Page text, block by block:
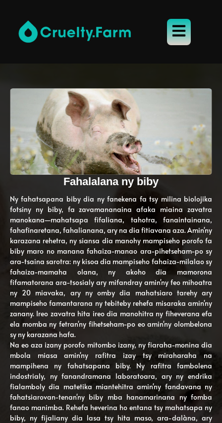
Fahalalana ny biby
Ny fahatsapana biby dia ny fanekena fa tsy milina biolojika
fotsiny ny biby, fa zavamananaina afaka miaina zavatra
manokana—mahatsapa fifaliana, tahotra, fanaintainana,
fahafinaretana, fahalianana, ary na dia fitiavana aza. Amin'ny
karazana rehetra, ny siansa dia manohy mampiseho porofo fa
biby maro no manana fahaiza-manao ara-pihetseham-po sy
ara-tsaina sarotra: ny kisoa dia mampiseho fahaiza-milalao sy
fahaiza-mamaha olana, ny akoho dia mamorona
fifamatorana ara-tsosialy ary mifandray amin'ny feo mihoatra
ny 20 miavaka, ary ny omby dia mahatsiaro tarehy ary
mampiseho famantarana ny tebiteby rehefa misaraka amin'ny
zanany. Ireo zavatra hita ireo dia manohitra ny fiheverana efa
ela momba ny fetran'ny fihetseham-po eo amin'ny olombelona
sy ny karazana hafa.
Na eo aza izany porofo mitombo izany, ny fiaraha-monina dia
mbola miasa amin'ny rafitra izay tsy miraharaha na
mampihena ny fahatsapana biby. Ny rafitra fambolena
indostrialy, ny fanandramana laboratoara, ary ny endrika
fialamboly dia matetika miantehitra amin'ny fandavana ny
fahatsiarovan-tenan'ny biby mba hanamarinana ny fomba
fanao manimba. Rehefa heverina ho entana tsy mahatsapa ny
biby, ny fijaliany dia lasa tsy hita maso, ara-dalàna, ary